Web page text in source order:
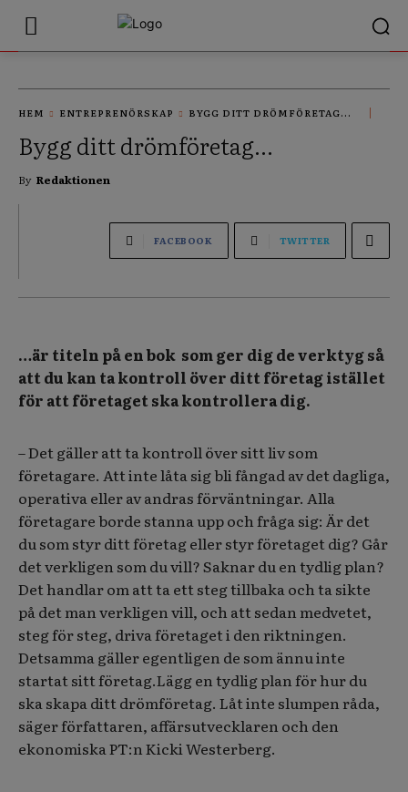
HEM ENTREPRENÖRSKAP BYGG DITT DRÖMFÖRETAG...
Bygg ditt drömföretag…
By Redaktionen
FACEBOOK TWITTER
…är titeln på en bok som ger dig de verktyg så
att du kan ta kontroll över ditt företag istället
för att företaget ska kontrollera dig.
– Det gäller att ta kontroll över sitt liv som
företagare. Att inte låta sig bli fångad av det dagliga,
operativa eller av andras förväntningar. Alla
företagare borde stanna upp och fråga sig: Är det
du som styr ditt företag eller styr företaget dig? Går
det verkligen som du vill? Saknar du en tydlig plan?
Det handlar om att ta ett steg tillbaka och ta sikte
på det man verkligen vill, och att sedan medvetet,
steg för steg, driva företaget i den riktningen.
Detsamma gäller egentligen de som ännu inte
startat sitt företag.Lägg en tydlig plan för hur du
ska skapa ditt drömföretag. Låt inte slumpen råda,
säger författaren, affärsutvecklaren och den
ekonomiska PT:n Kicki Westerberg.